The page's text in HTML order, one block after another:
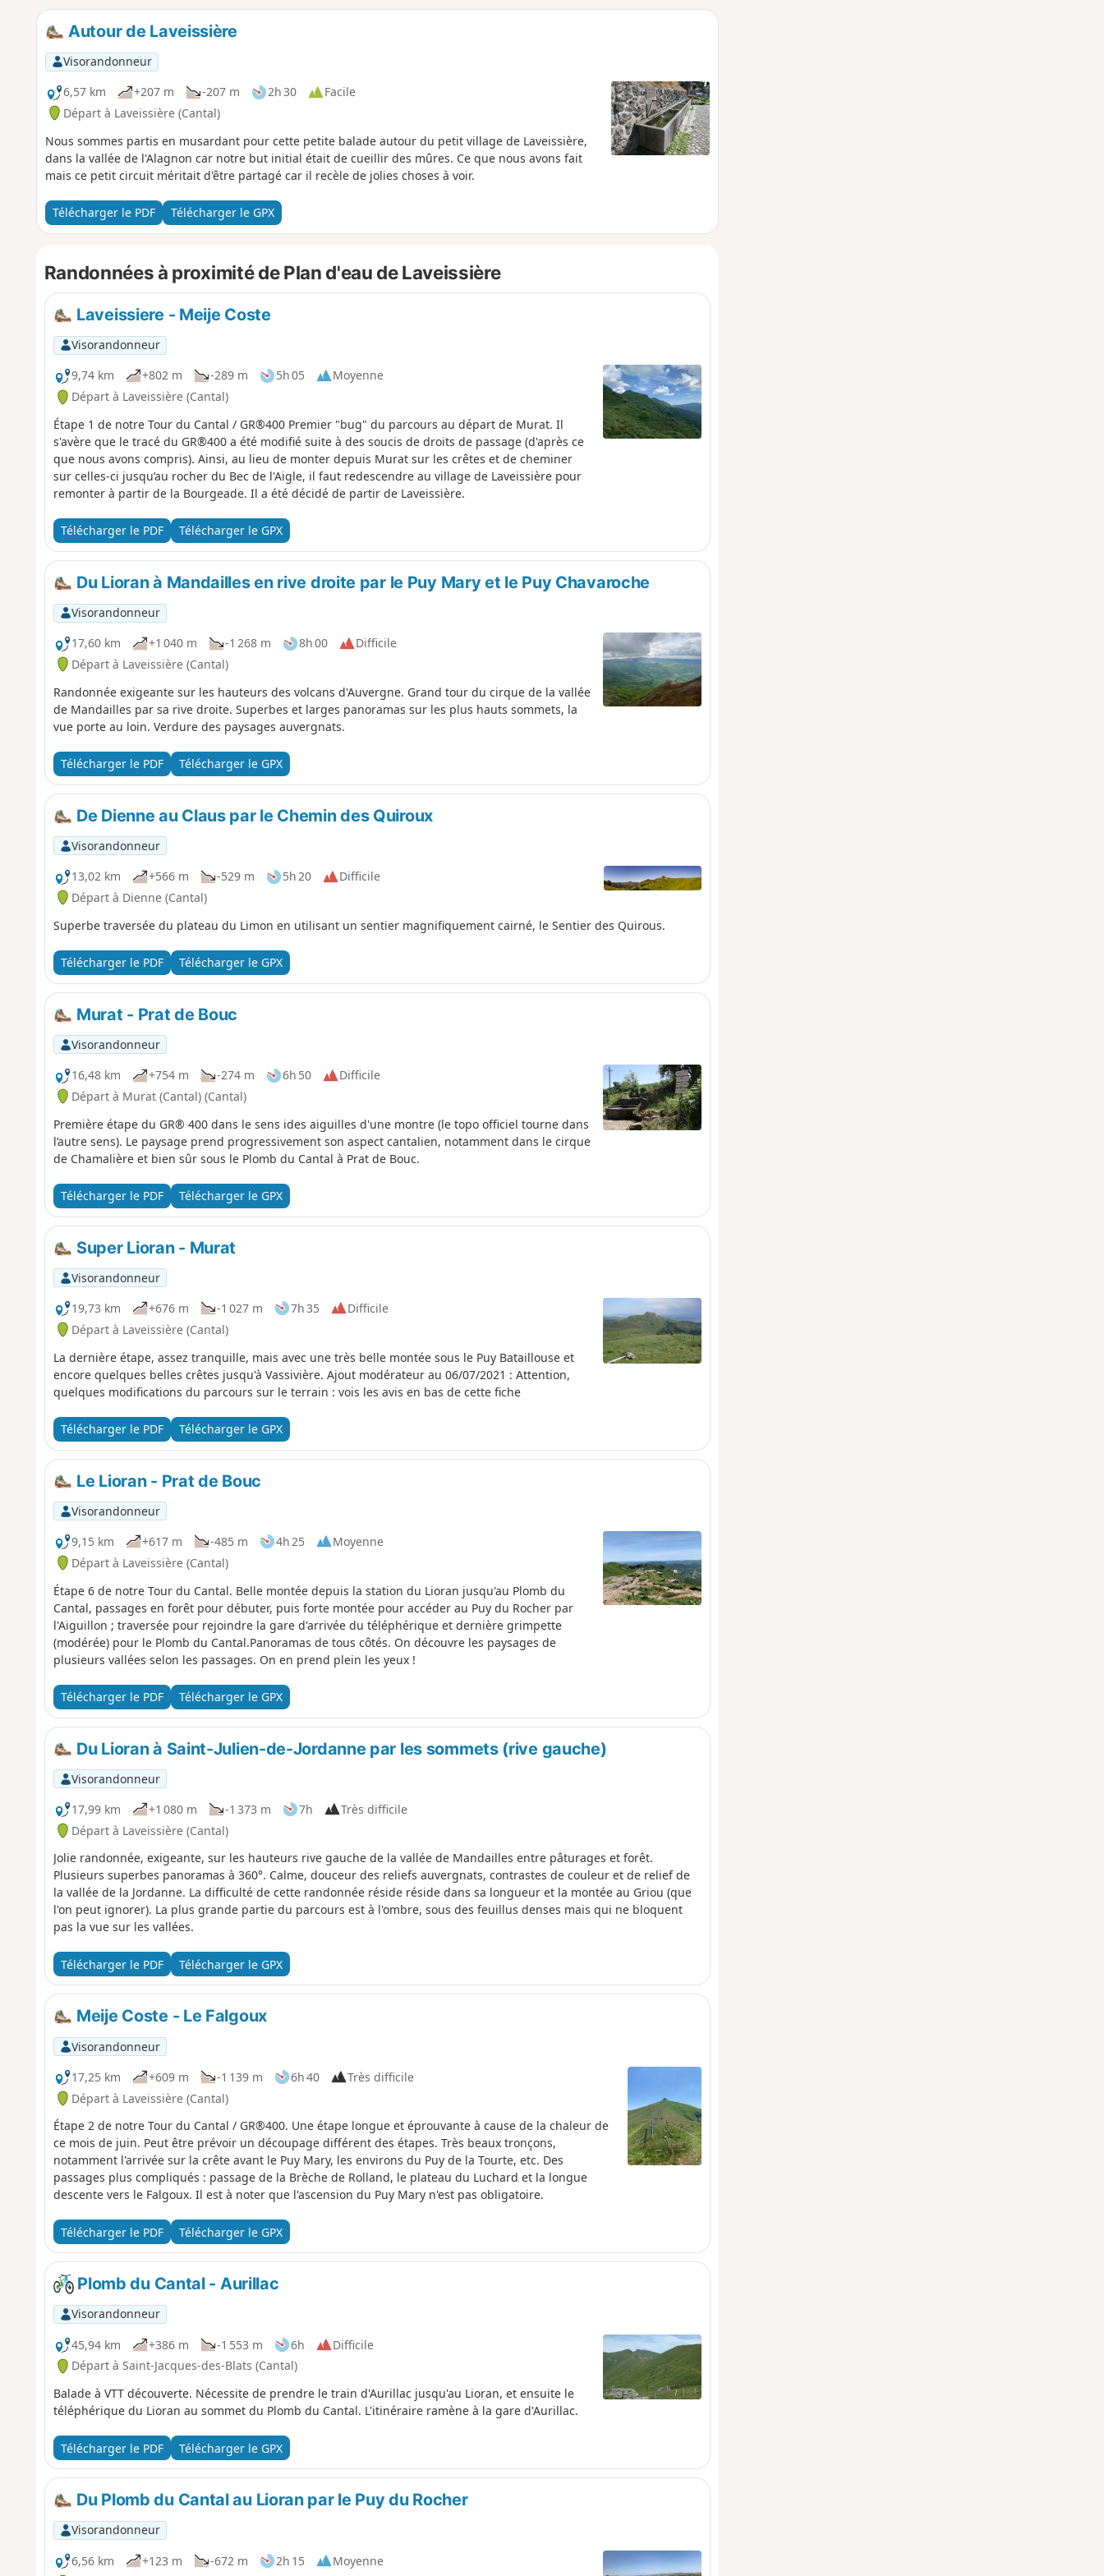
Autour de Laveissière
Visorandonneur
6,57 km
+207 m -207 m 2h 30
Facile
Départ à Laveissière (Cantal)
Nous sommes partis en musardant pour cette petite balade autour du petit village de Laveissière,
dans la vallée de l'Alagnon car notre but initial était de cueillir des mûres. Ce que nous avons fait
mais ce petit circuit méritait d'être partagé car il recèle de jolies choses à voir.
Télécharger le PDF Télécharger le GPX
Randonnées à proximité de Plan d'eau de Laveissière
Laveissiere - Meije Coste
Visorandonneur
9,74 km
+802 m -289 m 5h 05
Moyenne
Départ à Laveissière (Cantal)
Étape 1 de notre Tour du Cantal / GR®400 Premier "bug" du parcours au départ de Murat. Il
s'avère que le tracé du GR®400 a été modifié suite à des soucis de droits de passage (d'après ce
que nous avons compris). Ainsi, au lieu de monter depuis Murat sur les crêtes et de cheminer
sur celles-ci jusqu’au rocher du Bec de l'Aigle, il faut redescendre au village de Laveissière pour
remonter à partir de la Bourgeade. Il a été décidé de partir de Laveissière.
Télécharger le PDF Télécharger le GPX
Du Lioran à Mandailles en rive droite par le Puy Mary et le Puy Chavaroche
Visorandonneur
17,60 km
+1 040 m -1 268 m 8h 00
Difficile
Départ à Laveissière (Cantal)
Randonnée exigeante sur les hauteurs des volcans d'Auvergne. Grand tour du cirque de la vallée
de Mandailles par sa rive droite. Superbes et larges panoramas sur les plus hauts sommets, la
vue porte au loin. Verdure des paysages auvergnats.
Télécharger le PDF Télécharger le GPX
De Dienne au Claus par le Chemin des Quiroux
Visorandonneur
13,02 km
+566 m -529 m 5h 20
Difficile
Départ à Dienne (Cantal)
Superbe traversée du plateau du Limon en utilisant un sentier magnifiquement cairné, le Sentier des Quirous.
Télécharger le PDF Télécharger le GPX
Murat - Prat de Bouc
Visorandonneur
16,48 km
+754 m -274 m 6h 50
Difficile
Départ à Murat (Cantal) (Cantal)
Première étape du GR® 400 dans le sens ides aiguilles d'une montre (le topo officiel tourne dans
l’autre sens). Le paysage prend progressivement son aspect cantalien, notamment dans le cirque
de Chamalière et bien sûr sous le Plomb du Cantal à Prat de Bouc.
Télécharger le PDF Télécharger le GPX
Super Lioran - Murat
Visorandonneur
19,73 km
+676 m -1 027 m 7h 35
Difficile
Départ à Laveissière (Cantal)
La dernière étape, assez tranquille, mais avec une très belle montée sous le Puy Bataillouse et
encore quelques belles crêtes jusqu'à Vassivière. Ajout modérateur au 06/07/2021 : Attention,
quelques modifications du parcours sur le terrain : vois les avis en bas de cette fiche
Télécharger le PDF Télécharger le GPX
Le Lioran - Prat de Bouc
Visorandonneur
9,15 km
+617 m -485 m 4h 25
Moyenne
Départ à Laveissière (Cantal)
Étape 6 de notre Tour du Cantal. Belle montée depuis la station du Lioran jusqu'au Plomb du
Cantal, passages en forêt pour débuter, puis forte montée pour accéder au Puy du Rocher par
l'Aiguillon ; traversée pour rejoindre la gare d'arrivée du téléphérique et dernière grimpette
(modérée) pour le Plomb du Cantal.Panoramas de tous côtés. On découvre les paysages de
plusieurs vallées selon les passages. On en prend plein les yeux !
Télécharger le PDF Télécharger le GPX
Du Lioran à Saint-Julien-de-Jordanne par les sommets (rive gauche)
Visorandonneur
17,99 km
+1 080 m -1 373 m 7h
Très difficile
Départ à Laveissière (Cantal)
Jolie randonnée, exigeante, sur les hauteurs rive gauche de la vallée de Mandailles entre pâturages et forêt.
Plusieurs superbes panoramas à 360°. Calme, douceur des reliefs auvergnats, contrastes de couleur et de relief de
la vallée de la Jordanne. La difficulté de cette randonnée réside réside dans sa longueur et la montée au Griou (que
l'on peut ignorer). La plus grande partie du parcours est à l'ombre, sous des feuillus denses mais qui ne bloquent
pas la vue sur les vallées.
Télécharger le PDF Télécharger le GPX
Meije Coste - Le Falgoux
Visorandonneur
17,25 km
+609 m -1 139 m 6h 40
Très difficile
Départ à Laveissière (Cantal)
Étape 2 de notre Tour du Cantal / GR®400. Une étape longue et éprouvante à cause de la chaleur de
ce mois de juin. Peut être prévoir un découpage différent des étapes. Très beaux tronçons,
notamment l'arrivée sur la crête avant le Puy Mary, les environs du Puy de la Tourte, etc. Des
passages plus compliqués : passage de la Brèche de Rolland, le plateau du Luchard et la longue
descente vers le Falgoux. Il est à noter que l'ascension du Puy Mary n'est pas obligatoire.
Télécharger le PDF Télécharger le GPX
Plomb du Cantal - Aurillac
Visorandonneur
45,94 km
+386 m -1 553 m 6h
Difficile
Départ à Saint-Jacques-des-Blats (Cantal)
Balade à VTT découverte. Nécessite de prendre le train d'Aurillac jusqu'au Lioran, et ensuite le
téléphérique du Lioran au sommet du Plomb du Cantal. L'itinéraire ramène à la gare d'Aurillac.
Télécharger le PDF Télécharger le GPX
Du Plomb du Cantal au Lioran par le Puy du Rocher
Visorandonneur
6,56 km
+123 m -672 m 2h 15
Moyenne